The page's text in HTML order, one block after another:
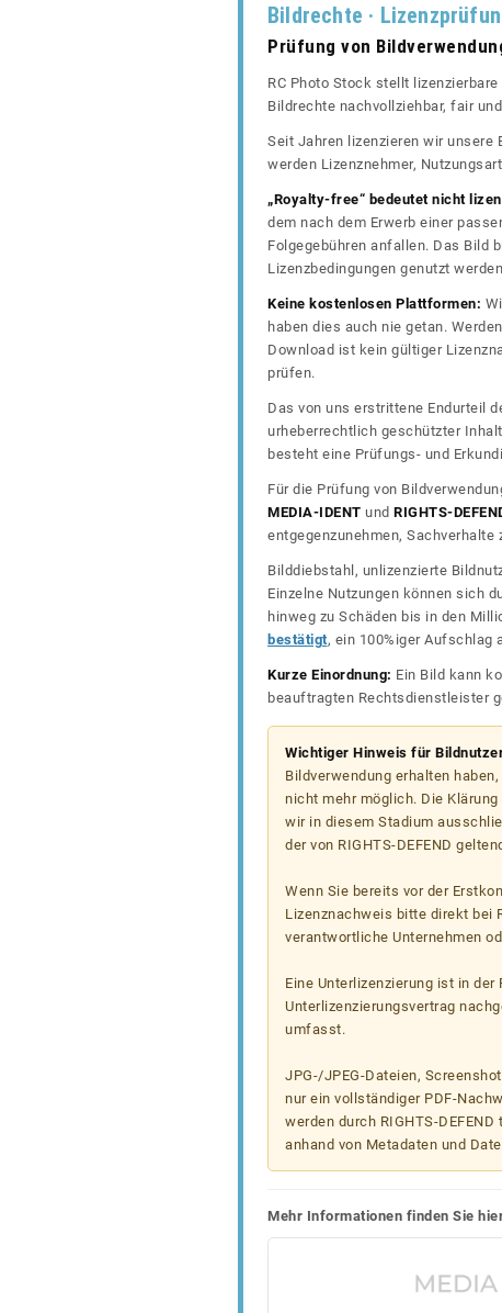
Bildrechte ·
Prüfung von
RC Photo Stock stellt
Bildrechte nachvollziehbar, fair
Seit Jahren lizenzieren wir unsere
werden Lizenznehmer,
„Royalty-free“ bedeutet nicht
dem nach dem Erwerb einer
Folgegebühren anfallen. Das Bild
Lizenzbedingungen genutzt
Keine kostenlosen Plattformen:
haben dies auch nie getan.
Download ist kein gültiger
prüfen.
Das von uns erstrittene Endurteil
urheberrechtlich geschützter
besteht eine Prüfungs- und
Für die Prüfung von
MEDIA-IDENT und RIGHTS-
entgegenzunehmen,
Bilddiebstahl, unlizenzierte
Einzelne Nutzungen können sich
hinweg zu Schäden bis in den
bestätigt, ein 100%iger Aufschlag
Kurze Einordnung: Ein Bild kann
beauftragten Rechtsdienstleister
Wichtiger Hinweis für
Bildverwendung erhalten
nicht mehr möglich. Die
wir in diesem Stadium
der von RIGHTS-DEFEND
Wenn Sie bereits vor der
Lizenznachweis bitte direkt bei
verantwortliche Unternehmen
Eine Unterlizenzierung ist in
Unterlizenzierungsvertrag
umfasst.
JPG-/JPEG-Dateien,
nur ein vollständiger PDF-
werden durch RIGHTS-
anhand von Metadaten und
Mehr Informationen finden Sie